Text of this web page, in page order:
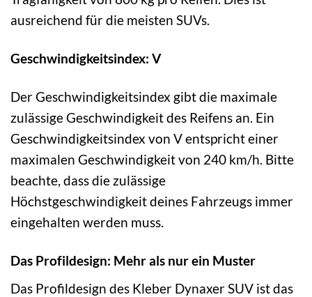
ausreichend für die meisten SUVs.
Geschwindigkeitsindex: V
Der Geschwindigkeitsindex gibt die maximale
zulässige Geschwindigkeit des Reifens an. Ein
Geschwindigkeitsindex von V entspricht einer
maximalen Geschwindigkeit von 240 km/h. Bitte
beachte, dass die zulässige
Höchstgeschwindigkeit deines Fahrzeugs immer
eingehalten werden muss.
Das Profildesign: Mehr als nur ein Muster
Das Profildesign des Kleber Dynaxer SUV ist das